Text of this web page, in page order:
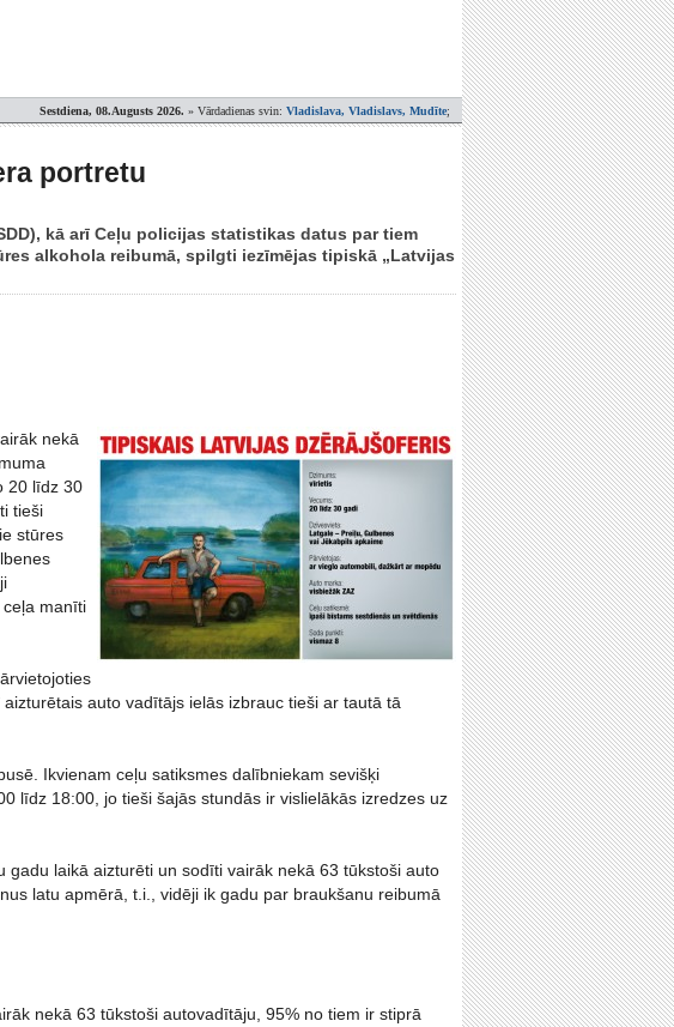
Sestdiena, 08.Augusts 2026. » Vārdadienas svin: Vladislava, Vladislavs, Mudīte;
portretu
kā arī Ceļu policijas statistikas datus par tiem
alkohola reibumā, spilgti iezīmējas tipiskā „Latvijas
nekā
20 līdz 30
tieši
stūres
manīti
auto vadītājs ielās izbrauc tieši ar tautā tā
Ikvienam ceļu satiksmes dalībniekam sevišķi
līdz 18:00, jo tieši šajās stundās ir vislielākās izredzes uz
laikā aizturēti un sodīti vairāk nekā 63 tūkstoši auto
latu apmērā, t.i., vidēji ik gadu par braukšanu reibumā
nekā 63 tūkstoši autovadītāju, 95% no tiem ir stiprā